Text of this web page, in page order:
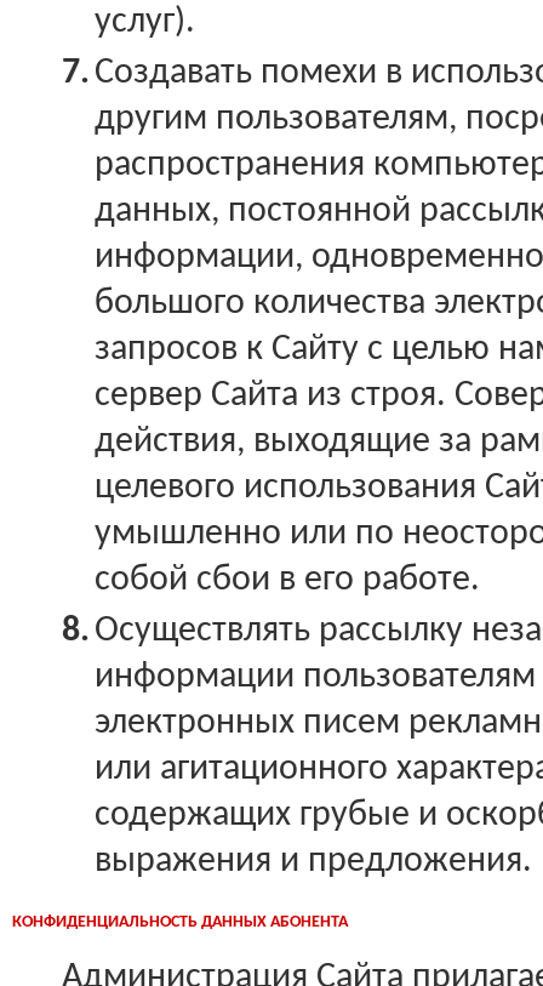
услуг).
7.Создавать помехи в
другим пользователям,
распространения
данных, постоянной
информации,
большого количества
запросов к Сайту с целью
сервер Сайта из строя.
действия, выходящие за
целевого использования
умышленно или по
собой сбои в его работе.
8.Осуществлять рассылку
информации пользователям
электронных писем
или агитационного
содержащих грубые и
выражения и предложения.
КОНФИДЕНЦИАЛЬНОСТЬ ДАННЫХ АБОНЕНТА
Администрация Сайта